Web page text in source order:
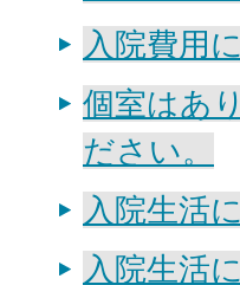
入院費用
個室はあ
ださい。
入院生活
入院生活